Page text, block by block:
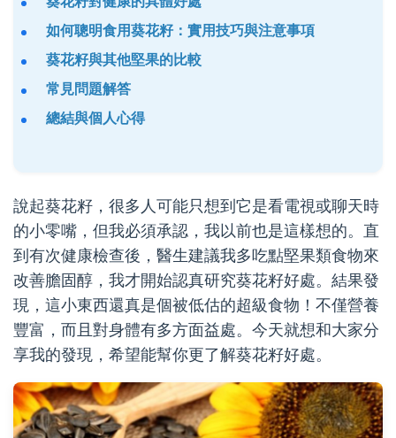
如何聰明食用葵花籽：實用技巧與注意事項
葵花籽與其他堅果的比較
常見問題解答
總結與個人心得
說起葵花籽，很多人可能只想到它是看電視或聊天時
的小零嘴，但我必須承認，我以前也是這樣想的。直
到有次健康檢查後，醫生建議我多吃點堅果類食物來
改善膽固醇，我才開始認真研究葵花籽好處。結果發
現，這小東西還真是個被低估的超級食物！不僅營養
豐富，而且對身體有多方面益處。今天就想和大家分
享我的發現，希望能幫你更了解葵花籽好處。